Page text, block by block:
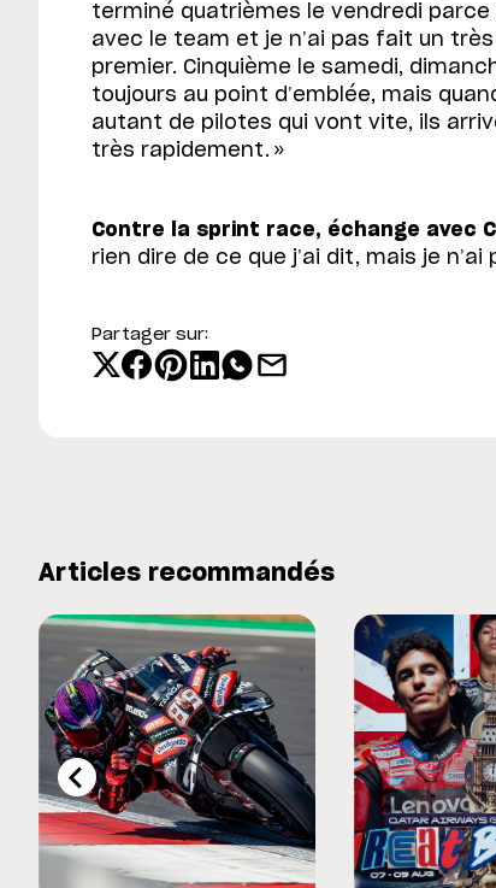
terminé quatrièmes le vendredi
avec le team et je n’ai pas fait un
premier. Cinquième le samedi,
toujours au point d’emblée, mais
autant de pilotes qui vont vite, ils
très rapidement. »
Contre la sprint race, échange avec
rien dire de ce que j’ai dit, mais je
Partager sur:
Articles recommandés